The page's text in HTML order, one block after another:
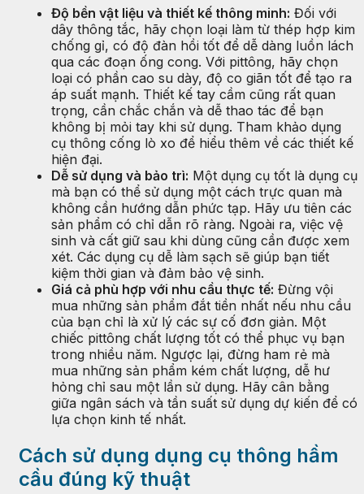
Độ bền vật liệu và thiết kế thông minh: Đối với
dây thông tắc, hãy chọn loại làm từ thép hợp kim
chống gỉ, có độ đàn hồi tốt để dễ dàng luồn lách
qua các đoạn ống cong. Với pittông, hãy chọn
loại có phần cao su dày, độ co giãn tốt để tạo ra
áp suất mạnh. Thiết kế tay cầm cũng rất quan
trọng, cần chắc chắn và dễ thao tác để bạn
không bị mỏi tay khi sử dụng. Tham khảo dụng
cụ thông cống lò xo để hiểu thêm về các thiết kế
hiện đại.
Dễ sử dụng và bảo trì: Một dụng cụ tốt là dụng cụ
mà bạn có thể sử dụng một cách trực quan mà
không cần hướng dẫn phức tạp. Hãy ưu tiên các
sản phẩm có chỉ dẫn rõ ràng. Ngoài ra, việc vệ
sinh và cất giữ sau khi dùng cũng cần được xem
xét. Các dụng cụ dễ làm sạch sẽ giúp bạn tiết
kiệm thời gian và đảm bảo vệ sinh.
Giá cả phù hợp với nhu cầu thực tế: Đừng vội
mua những sản phẩm đắt tiền nhất nếu nhu cầu
của bạn chỉ là xử lý các sự cố đơn giản. Một
chiếc pittông chất lượng tốt có thể phục vụ bạn
trong nhiều năm. Ngược lại, đừng ham rẻ mà
mua những sản phẩm kém chất lượng, dễ hư
hỏng chỉ sau một lần sử dụng. Hãy cân bằng
giữa ngân sách và tần suất sử dụng dự kiến để có
lựa chọn kinh tế nhất.
Cách sử dụng dụng cụ thông hầm
cầu đúng kỹ thuật